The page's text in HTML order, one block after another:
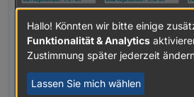
Hallo! Könnten wir bitte einige
Funktionalität & Analytics
Zustimmung später jederzeit
Lassen Sie mich wählen